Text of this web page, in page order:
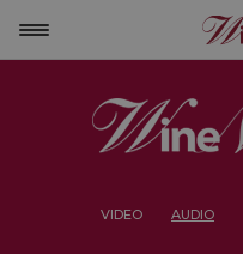
VIDEO AUDIO